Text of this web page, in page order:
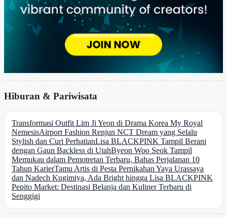
Hiburan & Pariwisata
Transformasi Outfit Lim Ji Yeon di Drama Korea My Royal
NemesisAirport Fashion Renjun NCT Dream yang Selalu
Stylish dan Curi PerhatianLisa BLACKPINK Tampil Berani
dengan Gaun Backless di UtahByeon Woo Seok Tampil
Memukau dalam Pemotretan Terbaru, Bahas Perjalanan 10
Tahun KarierTamu Artis di Pesta Pernikahan Yaya Urassaya
dan Nadech Kugimiya, Ada Bright hingga Lisa BLACKPINK
Pepito Market: Destinasi Belanja dan Kuliner Terbaru di
Senggigi